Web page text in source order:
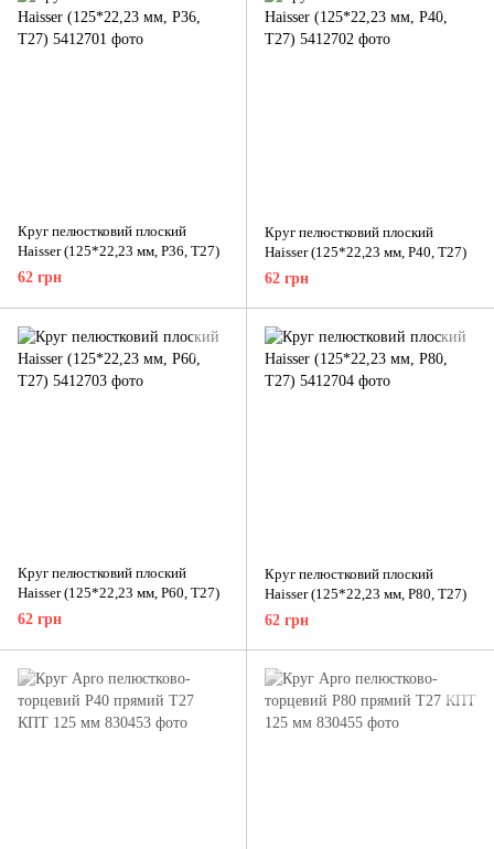
Круг пелюстковий плоский
Haisser (125*22,23 мм, P36, Т27)
62 грн
Круг пелюстковий плоский
Haisser (125*22,23 мм, P40, Т27)
62 грн
Круг пелюстковий плоский
Haisser (125*22,23 мм, P60, Т27)
62 грн
Круг пелюстковий плоский
Haisser (125*22,23 мм, P80, Т27)
62 грн